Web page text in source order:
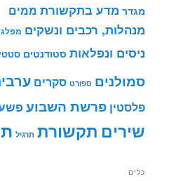
מגדר מדע בתקשורת ממים
מנהלות, רכבים ונשקים
ניסים ונפלאות סטודנטים
סמולנים ספורט סקרים
פלסטין פרשת השבוע
שירים תקשורת תרגיל
כלים